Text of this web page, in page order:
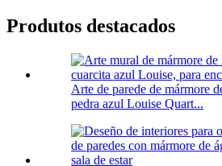
Produtos destacados
Arte de parede de mármore
pedra azul Louise Quart...